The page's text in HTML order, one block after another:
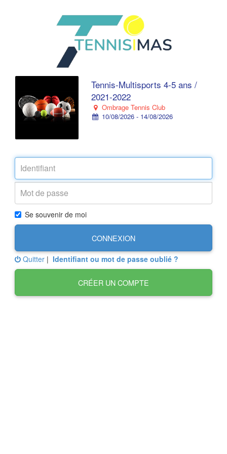
Tennis-Multisports 4-5 ans /
2021-2022
Ombrage Tennis Club
10/08/2026 - 14/08/2026
Se souvenir de moi
CONNEXION
Quitter | Identifiant ou mot de passe oublié ?
CRÉER UN COMPTE